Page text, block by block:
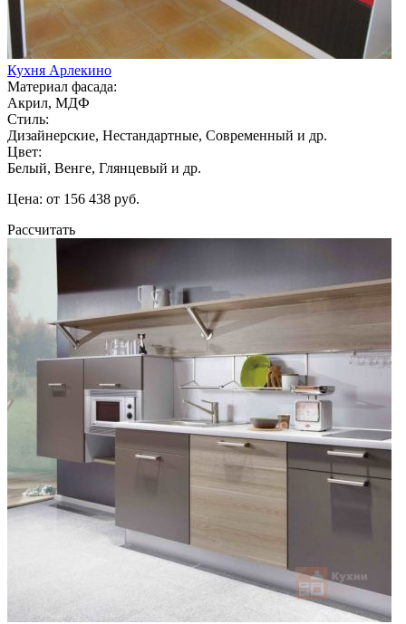
Кухня Арлекино
Материал фасада:
Акрил, МДФ
Стиль:
Дизайнерские, Нестандартные, Современный и др.
Цвет:
Белый, Венге, Глянцевый и др.
Цена: от 156 438 руб.
Рассчитать